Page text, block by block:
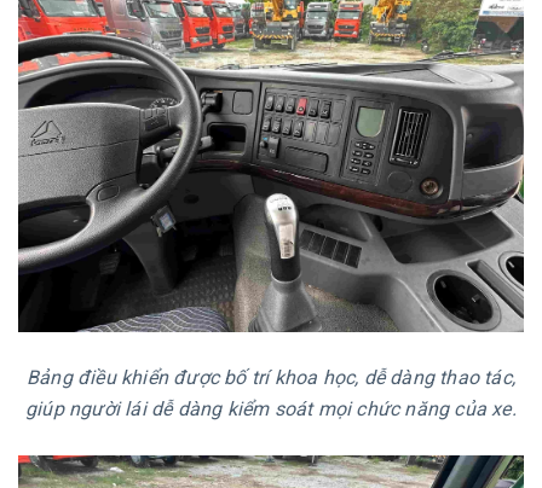
Bảng điều khiển được bố trí khoa học, dễ dàng thao tác,
giúp người lái dễ dàng kiểm soát mọi chức năng của xe.